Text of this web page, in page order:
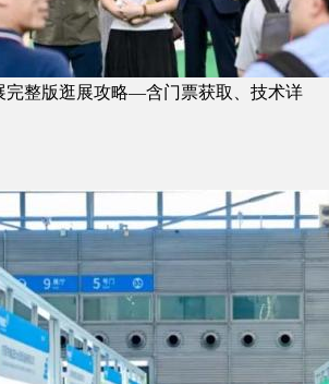
完整版逛展攻略—含门票获取、技术详